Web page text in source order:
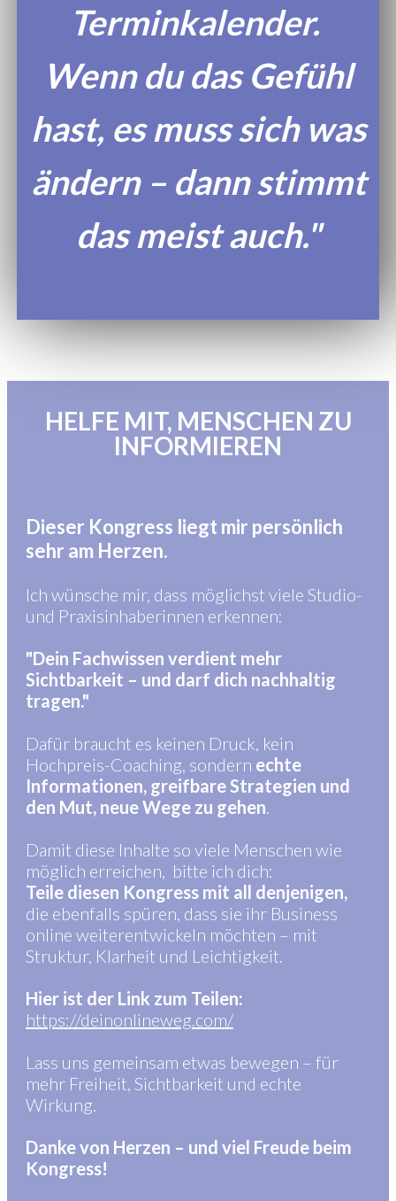
Terminkalender.
Wenn du das Gefühl
hast, es muss sich was
ändern – dann stimmt
das meist auch."
HELFE MIT, MENSCHEN ZU
INFORMIEREN
Dieser Kongress liegt mir persönlich
sehr am Herzen.
Ich wünsche mir, dass möglichst viele Studio-
und Praxisinhaberinnen erkennen:
"Dein Fachwissen verdient mehr
Sichtbarkeit – und darf dich nachhaltig
tragen."
Dafür braucht es keinen Druck, kein
Hochpreis-Coaching, sondern echte
Informationen, greifbare Strategien und
den Mut, neue Wege zu gehen
Damit diese Inhalte so viele Menschen wie
möglich erreichen, bitte ich dich:
Teile diesen Kongress mit all denjenigen,
die ebenfalls spüren, dass sie ihr Business
online weiterentwickeln möchten – mit
Struktur, Klarheit und Leichtigkeit.
Hier ist der Link zum Teilen:
https://deinonlineweg.com/
Lass uns gemeinsam etwas bewegen – für
mehr Freiheit, Sichtbarkeit und echte
Wirkung.
Danke von Herzen – und viel Freude beim
Kongress!